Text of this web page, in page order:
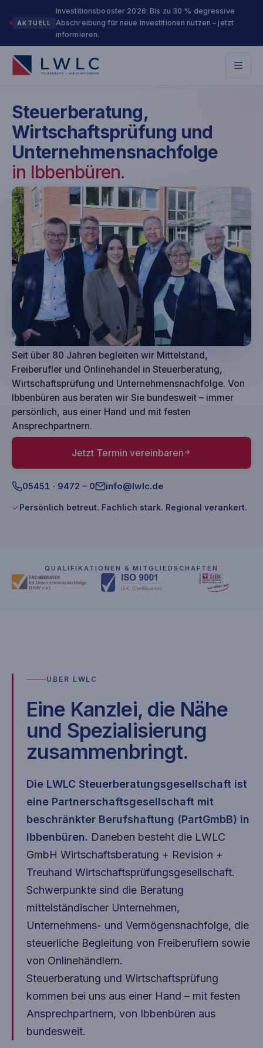
AKTUELL
Investitionsbooster 2026: Bis zu 30 % degressive
Abschreibung für neue Investitionen nutzen – jetzt
informieren.
Steuerberatung,
Wirtschafts­prüfung und
Unternehmens­nachfolge
in Ibbenbüren.
Seit über 80 Jahren begleiten wir Mittelstand,
Freiberufler und Onlinehandel in Steuerberatung,
Wirtschaftsprüfung und Unternehmensnachfolge. Von
Ibbenbüren aus beraten wir Sie bundesweit – immer
persönlich, aus einer Hand und mit festen
Ansprechpartnern.
Jetzt Termin vereinbaren
05451 · 9472 – 0 info@lwlc.de
Persönlich betreut. Fachlich stark. Regional verankert.
QUALIFIKATIONEN & MITGLIEDSCHAFTEN
ÜBER LWLC
Eine Kanzlei, die Nähe
und Spezialisierung
zusammenbringt.
Die LWLC Steuerberatungsgesellschaft ist
eine Partnerschaftsgesellschaft mit
beschränkter Berufshaftung (PartGmbB) in
Ibbenbüren. Daneben besteht die LWLC
GmbH Wirtschaftsberatung + Revision +
Treuhand Wirtschaftsprüfungsgesellschaft.
Schwerpunkte sind die Beratung
mittelständischer Unternehmen,
Unternehmens- und Vermögensnachfolge, die
steuerliche Begleitung von Freiberuflern sowie
von Onlinehändlern.
Steuerberatung und Wirtschaftsprüfung
kommen bei uns aus einer Hand – mit festen
Ansprechpartnern, von Ibbenbüren aus
bundesweit.